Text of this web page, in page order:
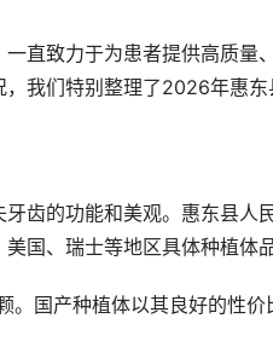
直致力于为患者提供高质量
我们特别整理了2026年惠
齿的功能和美观。惠东县人
国、瑞士等地区具体种植体
国产种植体以其良好的性价